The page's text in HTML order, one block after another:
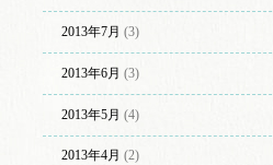
2013年7月 (3)
2013年6月 (3)
2013年5月 (4)
2013年4月 (2)